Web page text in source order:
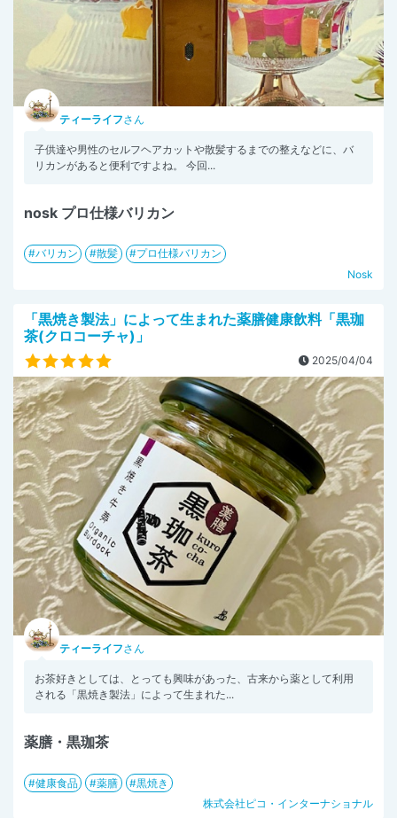
ティーライフさん
子供達や男性のセルフヘアカットや散髪するまでの整えなどに、バ
リカンがあると便利ですよね。 今回...
nosk プロ仕様バリカン
バリカン 散髪
プロ仕様バリカン
Nosk
「黒焼き製法」によって生まれた薬膳健康飲料「黒珈
茶(クロコーチャ)」
2025/04/04
ティーライフさん
お茶好きとしては、とっても興味があった、古来から薬として利用
される「黒焼き製法」によって生まれた...
薬膳・黒珈茶
健康食品 薬膳
黒焼き
株式会社ピコ・インターナショナル